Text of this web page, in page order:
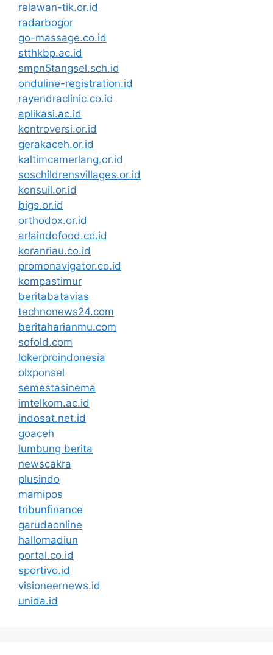
relawan-tik.or.id
radarbogor
go-massage.co.id
stthkbp.ac.id
smpn5tangsel.sch.id
onduline-registration.id
rayendraclinic.co.id
aplikasi.ac.id
kontroversi.or.id
gerakaceh.or.id
kaltimcemerlang.or.id
soschildrensvillages.or.id
konsuil.or.id
bigs.or.id
orthodox.or.id
arlaindofood.co.id
koranriau.co.id
promonavigator.co.id
kompastimur
beritabatavias
technonews24.com
beritaharianmu.com
sofold.com
lokerproindonesia
olxponsel
semestasinema
imtelkom.ac.id
indosat.net.id
goaceh
lumbung berita
newscakra
plusindo
mamipos
tribunfinance
garudaonline
hallomadiun
portal.co.id
sportivo.id
visioneernews.id
unida.id